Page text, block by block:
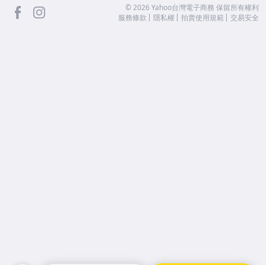
facebook ©2026 Yahoo台灣電子商務 保留所有權利
服務條款
隱私權 拍賣使用規範 交易安全